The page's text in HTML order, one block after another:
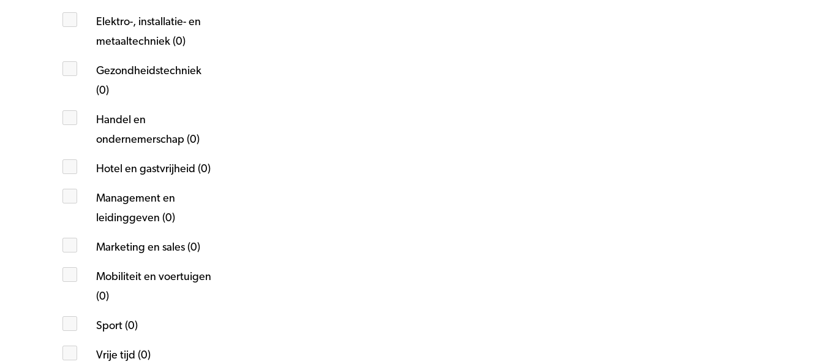
Elektro-, installatie- en
metaaltechniek (0)
Gezondheidstechniek
(0)
Handel en
ondernemerschap (0)
Hotel en gastvrijheid (0)
Management en
leidinggeven (0)
Marketing en sales (0)
Mobiliteit en voertuigen
(0)
Sport (0)
Vrije tijd (0)